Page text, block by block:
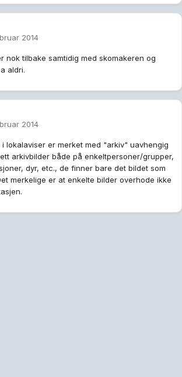
2014
nok tilbake samtidig med skomakeren og
aldri.
2014
lokalaviser er merket med "arkiv" uavhengig
arkivbilder både på enkeltpersoner/grupper,
dyr, etc., de finner bare det bildet som
merkelige er at enkelte bilder overhode ikke